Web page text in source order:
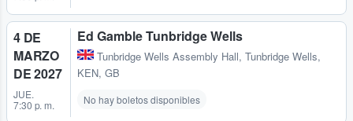
4 DE
MARZO
DE 2027
JUE.
7:30 p. m.
Ed Gamble Tunbridge Wells
Tunbridge Wells Assembly Hall, Tunbridge Wells,
KEN, GB
No hay boletos disponibles